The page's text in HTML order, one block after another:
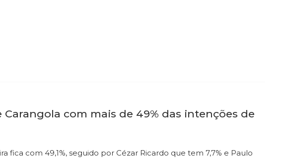
com mais de 49% das intenções de
fica com 49,1%, seguido por Cézar Ricardo que tem 7,7% e Paulo